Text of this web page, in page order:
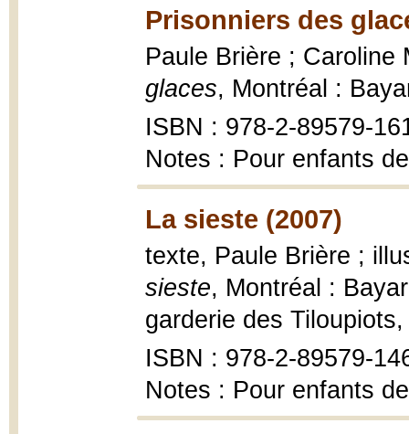
Prisonniers des
Paule Brière ;
glaces, Montréal :
ISBN : 978-2-89579-
Notes : Pour enfants
La sieste (2007)
texte, Paule Brière ;
sieste, Montréal :
garderie des
ISBN : 978-2-89579-
Notes : Pour enfants